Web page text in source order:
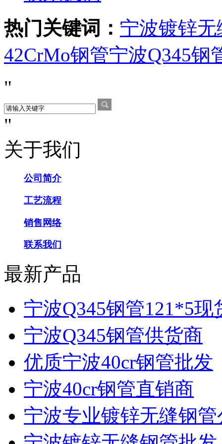
热门关键词： 宁波镀锌无
42CrMo钢管宁波Q345钢
关于我们
公司简介
工艺流程
销售网络
联系我们
最新产品
宁波Q345钢管121*5现
宁波Q345钢管供货商
优质宁波40cr钢管批发
宁波40cr钢管直销商
宁波专业镀锌无缝钢管